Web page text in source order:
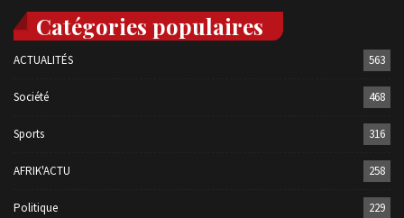
Catégories populaires
ACTUALITÉS 563
Société 468
Sports 316
AFRIK'ACTU 258
Politique 229